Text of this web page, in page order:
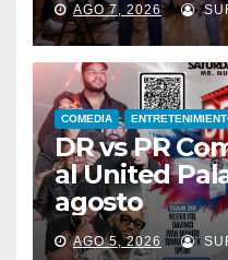
AGO 7, 2026
COMEDIA
DR vs PR
al United
agosto
AGO 5, 2026